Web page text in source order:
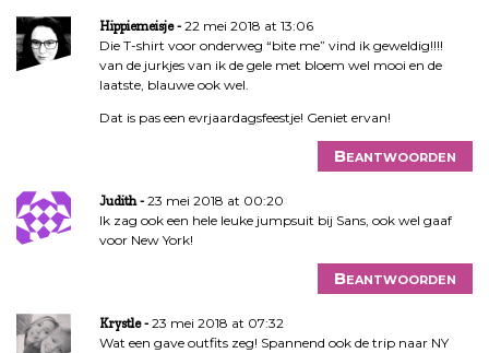
Hippiemeisje
22 mei 2018 at 13:06
Die T-shirt voor onderweg “bite me” vind ik geweldig!!!!
van de jurkjes van ik de gele met bloem wel mooi en de
laatste, blauwe ook wel.
Dat is pas een evrjaardagsfeestje! Geniet ervan!
Beantwoorden
Judith
23 mei 2018 at 00:20
Ik zag ook een hele leuke jumpsuit bij Sans, ook wel gaaf
voor New York!
Beantwoorden
Krystle
23 mei 2018 at 07:32
Wat een gave outfits zeg! Spannend ook de trip naar NY